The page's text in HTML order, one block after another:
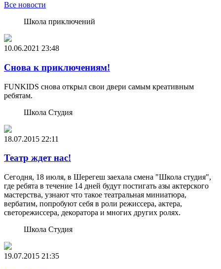
Все новости
Школа приключений
10.06.2021 23:48
Снова к приключениям!
FUNKIDS снова открыл свои двери самым креативным
ребятам.
Школа Студия
18.07.2015 22:11
Театр ждет нас!
Сегодня, 18 июля, в Шерегеш заехала смена "Школа студия",
где ребята в течение 14 дней будут постигать азы актерского
мастерства, узнают что такое театральная миниатюра,
вербатим, попробуют себя в роли режиссера, актера,
светорежиссера, декоратора и многих других ролях.
Школа Студия
19.07.2015 21:35